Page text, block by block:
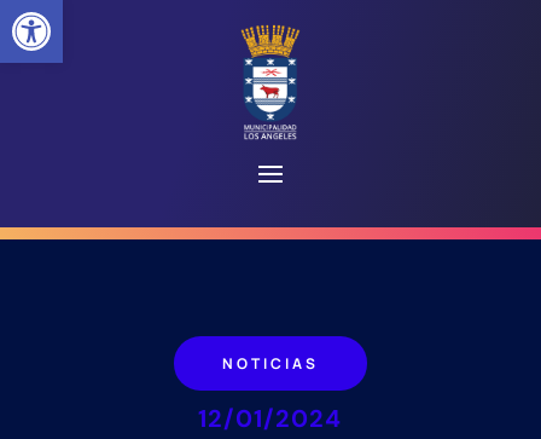
NOTICIAS
12/01/2024